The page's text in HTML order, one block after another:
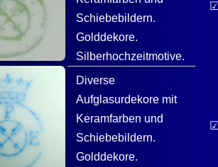
Schiebebildern.
Golddekore.
Silberhochzeitmotive.
Diverse
Aufglasurdekore mit
Keramfarben und
Schiebebildern.
Golddekore.